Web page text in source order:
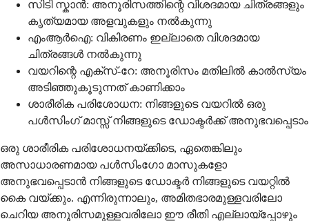
സിടി സ്കാൻ: അനൂരിസത്തിന്റെ വിശദമായ ചിത്രങ്ങളും
കൃത്യമായ അളവുകളും നൽകുന്നു
എംആർഐ: വികിരണം ഇല്ലാതെ വിശദമായ
ചിത്രങ്ങൾ നൽകുന്നു
വയറിന്റെ എക്സ്-റേ: അനൂരിസം മതിലിൽ കാൽസ്യം
അടിഞ്ഞുകൂടുന്നത് കാണിക്കാം
ശാരീരിക പരിശോധന: നിങ്ങളുടെ വയറിൽ ഒരു
പൾസിംഗ് മാസ്സ് നിങ്ങളുടെ ഡോക്ടർക്ക് അനുഭവപ്പെടാം
ഒരു ശാരീരിക പരിശോധനയ്ക്കിടെ, ഏതെങ്കിലും
അസാധാരണമായ പൾസിംഗോ മാസുകളോ
അനുഭവപ്പെടാൻ നിങ്ങളുടെ ഡോക്ടർ നിങ്ങളുടെ വയറ്റിൽ
കൈ വയ്ക്കും. എന്നിരുന്നാലും, അമിതഭാരമുള്ളവരിലോ
ചെറിയ അനൂരിസമുള്ളവരിലോ ഈ രീതി എല്ലായ്പ്പോഴും